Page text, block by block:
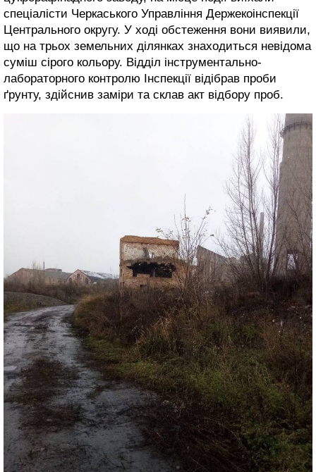
спеціалісти Черкаського Управління Держекоінспекції
Центрального округу. У ході обстеження вони виявили,
що на трьох земельних ділянках знаходиться невідома
суміш сірого кольору. Відділ інструментально-
лабораторного контролю Інспекції відібрав проби
ґрунту, здійснив заміри та склав акт відбору проб.